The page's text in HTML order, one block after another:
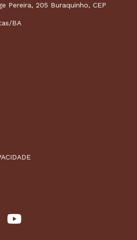
Pereira, 205 Buraquinho, CEP
BA